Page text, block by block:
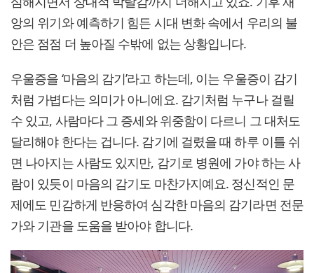
앙의 위기와 예측하기 힘든 시대 변화 속에서 우리의 불
안은 점점 더 높아질 수밖에 없는 상황입니다.
우울증을 ‘마음의 감기’라고 하는데, 이는 우울증이 감기
처럼 가볍다는 의미가 아니에요. 감기처럼 누구나 걸릴
수 있고, 사람마다 그 증세와 위중함이 다르니 그 대처도
달리해야 한다는 겁니다. 감기에 걸렸을 때 하루 이틀 쉬
면 나아지는 사람도 있지만, 감기로 병원에 가야 하는 사
람이 있듯이 마음의 감기도 마찬가지예요. 정신적인 문
제에도 민감하게 반응하여 심각한 마음의 감기라면 전문
가와 기관을 도움을 받아야 합니다.